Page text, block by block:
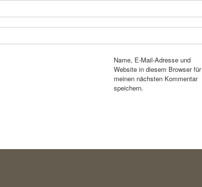
Name, E-Mail-Adresse und
Website in diesem Browser für
meinen nächsten Kommentar
speichern.